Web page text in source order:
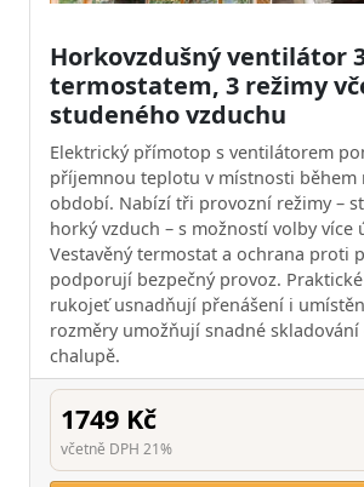
Horkovzdušný ventilátor
termostatem, 3 režimy
studeného vzduchu
Elektrický přímotop s ventilátorem
příjemnou teplotu v místnosti během
období. Nabízí tři provozní režimy –
horký vzduch – s možností volby více
Vestavěný termostat a ochrana proti
podporují bezpečný provoz.
rukojeť usnadňují přenášení i
rozměry umožňují snadné
chalupě.
1749 Kč
včetně DPH 21%